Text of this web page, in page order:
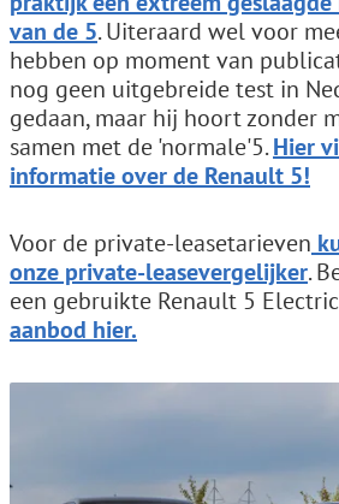
van de 5. Uiteraard wel voor
hebben op moment van
nog geen uitgebreide test in
gedaan, maar hij hoort zonder
samen met de 'normale'5.Hier
informatie over de Renault 5!
Voor de private-leasetarieven
onze private-leasevergelijker.
een gebruikte Renault 5
aanbod hier.